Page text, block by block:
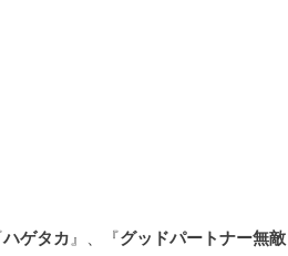
ハゲタカ 』、『グッドパートナー無敵